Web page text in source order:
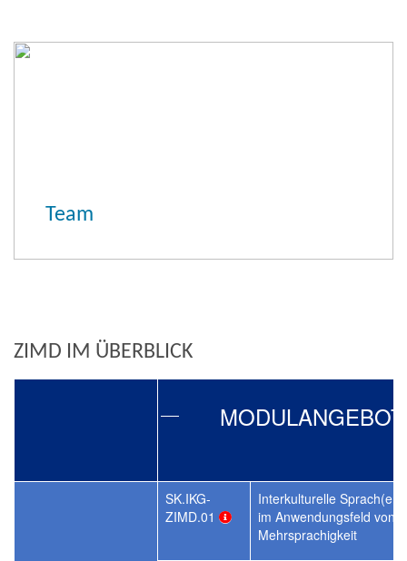
Team
ZIMD IM ÜBERBLICK
SK.IKG-
ZIMD.01
Interkulturelle
im Anwendungsfeld von
Mehrsprachigkeit